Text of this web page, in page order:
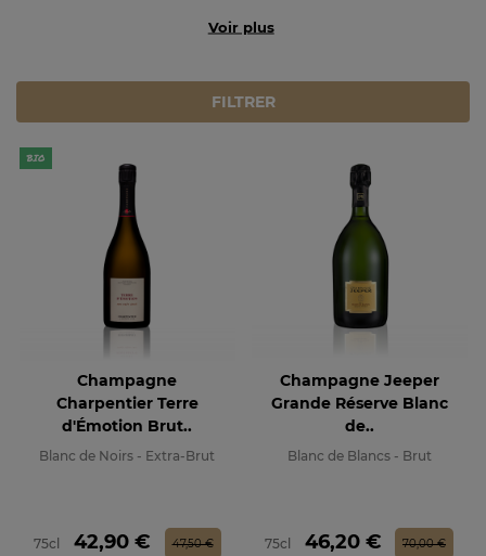
Voir plus
FILTRER
Champagne
Charpentier Terre
d'Émotion Brut..
Blanc de Noirs - Extra-Brut
75cl Prix
42,90 €Prix de base
47,50 €
Champagne Jeeper
Grande Réserve Blanc
de..
Blanc de Blancs - Brut
75cl Prix
46,20 €Prix de base
70,00 €